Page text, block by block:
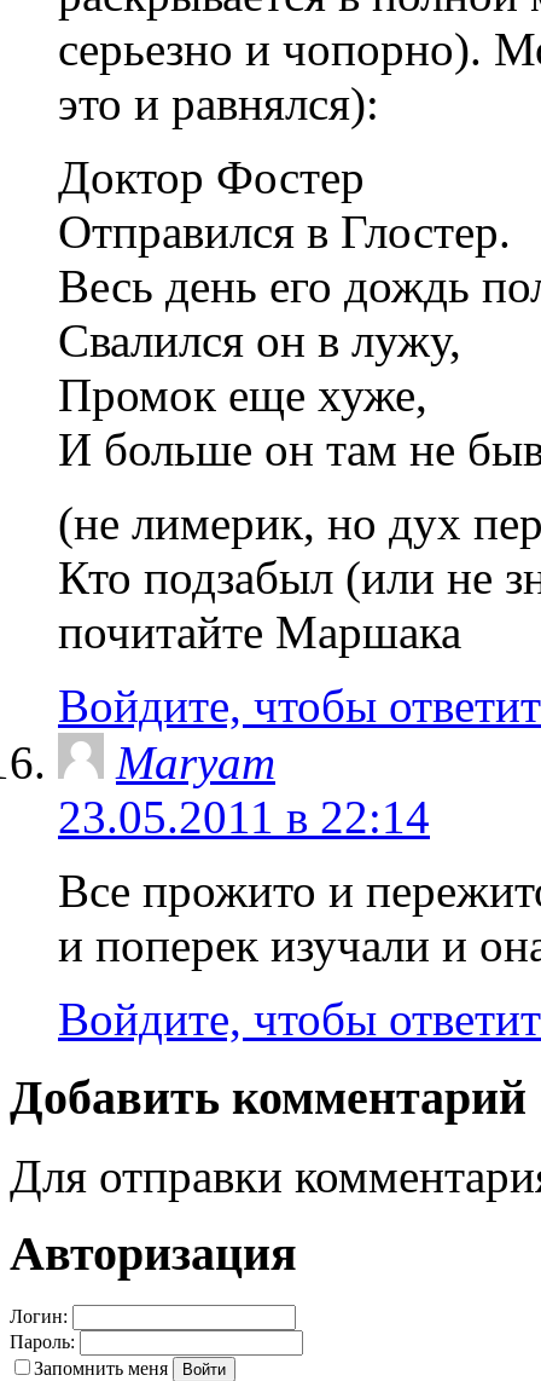
серьезно и чопорно).
это и равнялся):
Доктор Фостер
Отправился в Глостер.
Весь день его дождь
Свалился он в лужу,
Промок еще хуже,
И больше он там не
(не лимерик, но дух
Кто подзабыл (или не
почитайте Маршака
Войдите, чтобы
Maryam
23.05.2011 в 22:14
Все прожито и
и поперек изучали и
Войдите, чтобы
Добавить комментарий
Для отправки
Авторизация
Логин:
Пароль:
Запомнить меня